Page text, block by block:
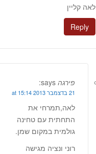
לאה קליין
Reply
פירגה says:
21 בדצמבר 2013 at 15:14
לאה,תמרחי את
התחתית עם טחינה
גולמית במקום שמן.
רוני ונציה מגישה